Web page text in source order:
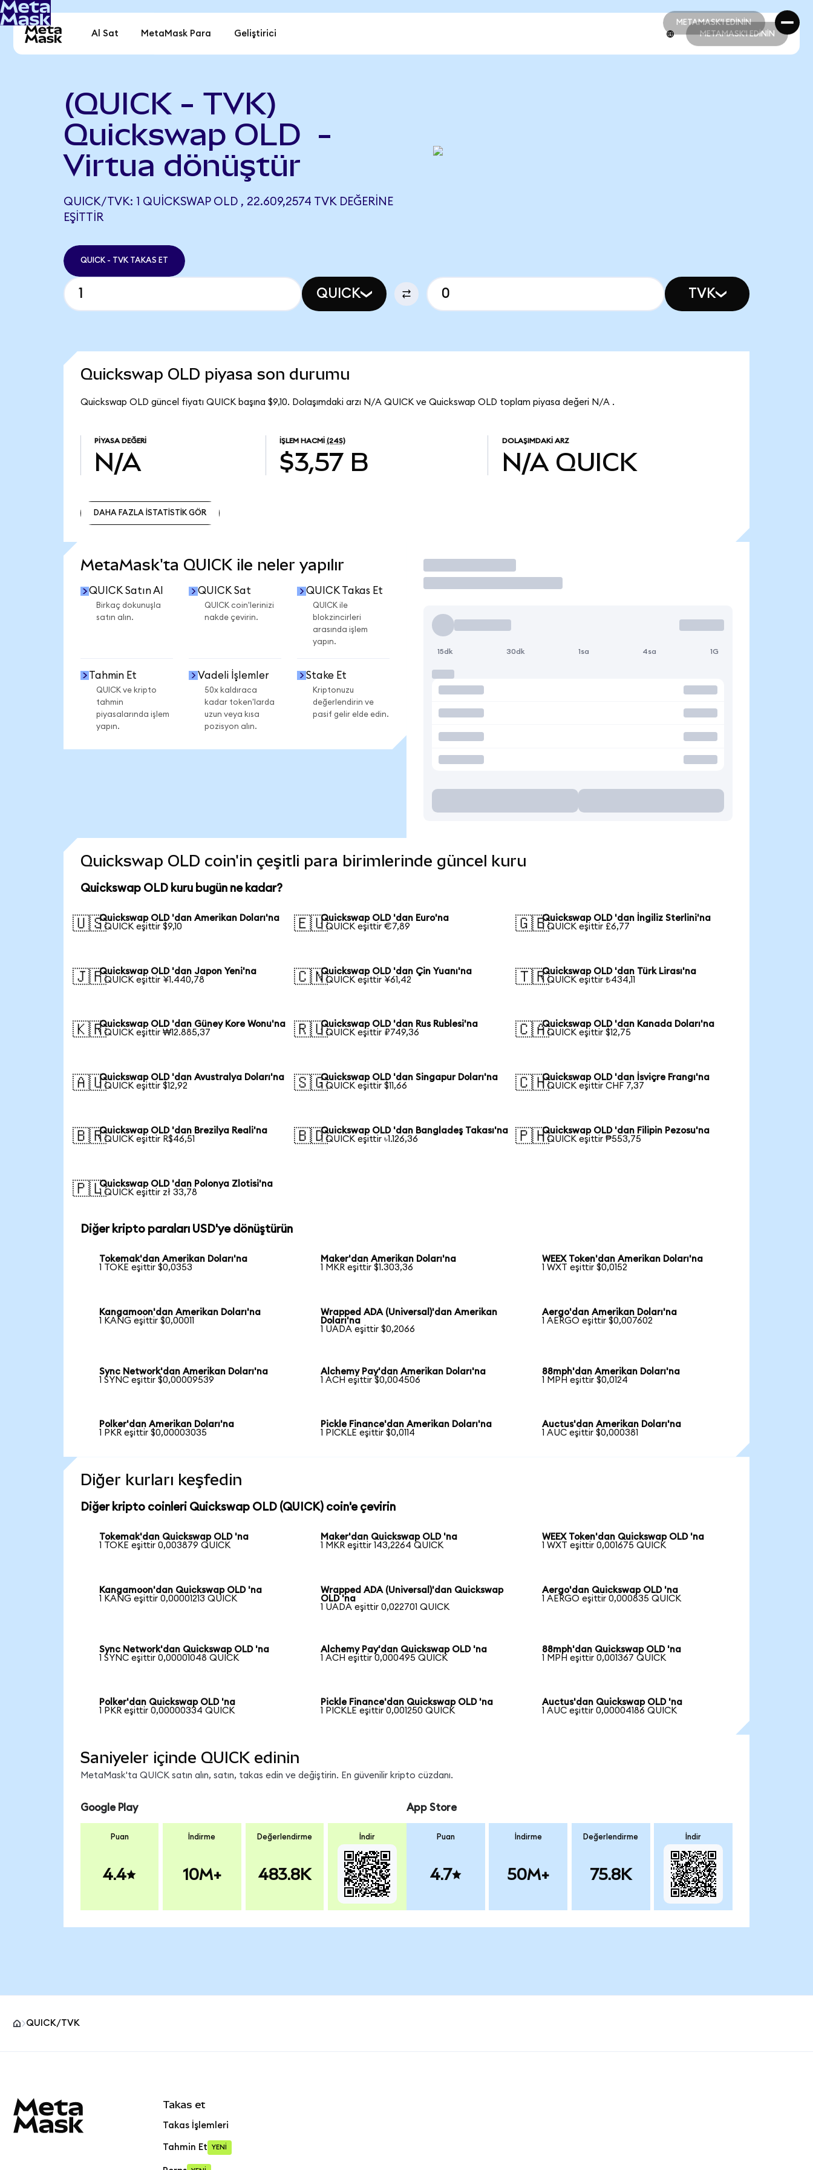
METAMASK'I EDİNİN
METAMASK'I EDİNİN
Al Sat MetaMask Para Geliştirici METAMASK'I EDİNİN
(QUICK - TVK)
Quickswap OLD -
Virtua dönüştür
QUICK/TVK: 1 QUICKSWAP OLD , 22.609,2574 TVK DEĞERINE
EŞITTIR
QUICK - TVK TAKAS ET
QUICK TVK
Quickswap OLD piyasa son durumu
Quickswap OLD güncel fiyatı QUICK başına $9,10. Dolaşımdaki arzı N/A QUICK ve Quickswap OLD toplam piyasa değeri N/A .
PIYASA DEĞERI
N/A
İŞLEM HACMI (24S)
$3,57 B
DOLAŞIMDAKI ARZ
N/A QUICK
DAHA FAZLA İSTATİSTİK GÖR
MetaMask'ta QUICK ile neler yapılır
QUICK Satın Al
Birkaç dokunuşla
satın alın.
QUICK Sat
QUICK coin'lerinizi
nakde çevirin.
QUICK Takas Et
QUICK ile
blokzincirleri
arasında işlem
yapın.
Tahmin Et
QUICK ve kripto
tahmin
piyasalarında işlem
yapın.
Vadeli İşlemler
50x kaldıraca
kadar token'larda
uzun veya kısa
pozisyon alın.
Stake Et
Kriptonuzu
değerlendirin ve
pasif gelir elde edin.
İşlem Yap
15dk 30dk 1sa 4sa 1G
Quickswap OLD coin'in çeşitli para birimlerinde güncel kuru
Quickswap OLD kuru bugün ne kadar?
🇺🇸Quickswap OLD 'dan Amerikan Doları'na
1 QUICK eşittir $9,10
🇪🇺Quickswap OLD 'dan Euro'na
1 QUICK eşittir €7,89
🇬🇧Quickswap OLD 'dan İngiliz Sterlini'na
1 QUICK eşittir £6,77
🇯🇵Quickswap OLD 'dan Japon Yeni'na
1 QUICK eşittir ¥1.440,78
🇨🇳Quickswap OLD 'dan Çin Yuanı'na
1 QUICK eşittir ¥61,42
🇹🇷Quickswap OLD 'dan Türk Lirası'na
1 QUICK eşittir ₺434,11
🇰🇷Quickswap OLD 'dan Güney Kore Wonu'na
1 QUICK eşittir ₩12.885,37
🇷🇺Quickswap OLD 'dan Rus Rublesi'na
1 QUICK eşittir ₽749,36
🇨🇦Quickswap OLD 'dan Kanada Doları'na
1 QUICK eşittir $12,75
🇦🇺Quickswap OLD 'dan Avustralya Doları'na
1 QUICK eşittir $12,92
🇸🇬Quickswap OLD 'dan Singapur Doları'na
1 QUICK eşittir $11,66
🇨🇭Quickswap OLD 'dan İsviçre Frangı'na
1 QUICK eşittir CHF 7,37
🇧🇷Quickswap OLD 'dan Brezilya Reali'na
1 QUICK eşittir R$46,51
🇧🇩Quickswap OLD 'dan Bangladeş Takası'na
1 QUICK eşittir ৳1.126,36
🇵🇭Quickswap OLD 'dan Filipin Pezosu'na
1 QUICK eşittir ₱553,75
🇵🇱Quickswap OLD 'dan Polonya Zlotisi'na
1 QUICK eşittir zł 33,78
Diğer kripto paraları USD'ye dönüştürün
Tokemak'dan Amerikan Doları'na
1 TOKE eşittir $0,0353
Maker'dan Amerikan Doları'na
1 MKR eşittir $1.303,36
WEEX Token'dan Amerikan Doları'na
1 WXT eşittir $0,0152
Kangamoon'dan Amerikan Doları'na
1 KANG eşittir $0,00011
Wrapped ADA (Universal)'dan Amerikan
Doları'na
1 UADA eşittir $0,2066
Aergo'dan Amerikan Doları'na
1 AERGO eşittir $0,007602
Sync Network'dan Amerikan Doları'na
1 SYNC eşittir $0,00009539
Alchemy Pay'dan Amerikan Doları'na
1 ACH eşittir $0,004506
88mph'dan Amerikan Doları'na
1 MPH eşittir $0,0124
Polker'dan Amerikan Doları'na
1 PKR eşittir $0,00003035
Pickle Finance'dan Amerikan Doları'na
1 PICKLE eşittir $0,0114
Auctus'dan Amerikan Doları'na
1 AUC eşittir $0,000381
Diğer kurları keşfedin
Diğer kripto coinleri Quickswap OLD (QUICK) coin'e çevirin
Tokemak'dan Quickswap OLD 'na
1 TOKE eşittir 0,003879 QUICK
Maker'dan Quickswap OLD 'na
1 MKR eşittir 143,2264 QUICK
WEEX Token'dan Quickswap OLD 'na
1 WXT eşittir 0,001675 QUICK
Kangamoon'dan Quickswap OLD 'na
1 KANG eşittir 0,00001213 QUICK
Wrapped ADA (Universal)'dan Quickswap
OLD 'na
1 UADA eşittir 0,022701 QUICK
Aergo'dan Quickswap OLD 'na
1 AERGO eşittir 0,000835 QUICK
Sync Network'dan Quickswap OLD 'na
1 SYNC eşittir 0,00001048 QUICK
Alchemy Pay'dan Quickswap OLD 'na
1 ACH eşittir 0,000495 QUICK
88mph'dan Quickswap OLD 'na
1 MPH eşittir 0,001367 QUICK
Polker'dan Quickswap OLD 'na
1 PKR eşittir 0,00000334 QUICK
Pickle Finance'dan Quickswap OLD 'na
1 PICKLE eşittir 0,001250 QUICK
Auctus'dan Quickswap OLD 'na
1 AUC eşittir 0,00004186 QUICK
Saniyeler içinde QUICK edinin
MetaMask'ta QUICK satın alın, satın, takas edin ve değiştirin. En güvenilir kripto cüzdanı.
Google Play
Puan
4.4
İndirme
10M+
Değerlendirme
483.8K
İndir
App Store
Puan
4.7
İndirme
50M+
Değerlendirme
75.8K
İndir
QUICK/TVK
Takas et
Takas İşlemleri
Tahmin Et YENİ